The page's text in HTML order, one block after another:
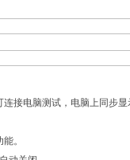
接电脑测试，电脑上同步
。